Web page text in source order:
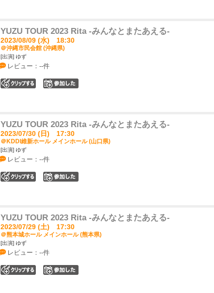
YUZU TOUR 2023 Rita -みんなとまたあえる-
2023/08/09 (水) 18:30
＠沖縄市民会館 (沖縄県)
[出演] ゆず
レビュー：--件
YUZU TOUR 2023 Rita -みんなとまたあえる-
2023/07/30 (日) 17:30
＠KDDI維新ホール メインホール (山口県)
[出演] ゆず
レビュー：--件
YUZU TOUR 2023 Rita -みんなとまたあえる-
2023/07/29 (土) 17:30
＠熊本城ホール メインホール (熊本県)
[出演] ゆず
レビュー：--件